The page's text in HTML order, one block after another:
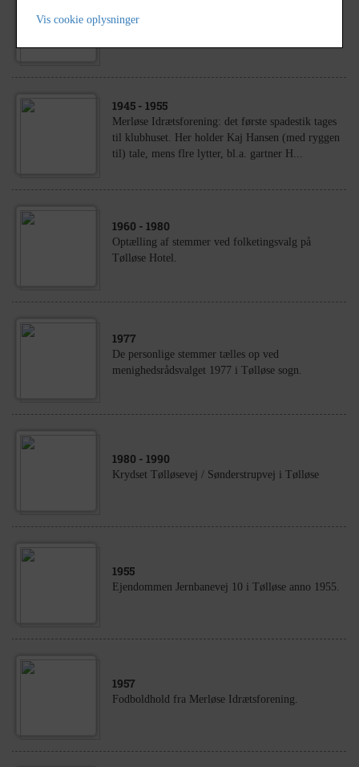
3 mænd i gang med byggeri
1945 - 1955
Merløse Idrætsforening: det første spadestik tages
til klubhuset. Her holder Kaj Hansen (med ryggen
til) tale, mens flre lytter, bl.a. gartner H...
1960 - 1980
Optælling af stemmer ved folketingsvalg på
Tølløse Hotel.
1977
De personlige stemmer tælles op ved
menighedsrådsvalget 1977 i Tølløse sogn.
1980 - 1990
Krydset Tølløsevej / Sønderstrupvej i Tølløse
1955
Ejendommen Jernbanevej 10 i Tølløse anno 1955.
1957
Fodboldhold fra Merløse Idrætsforening.
Vis cookie oplysninger